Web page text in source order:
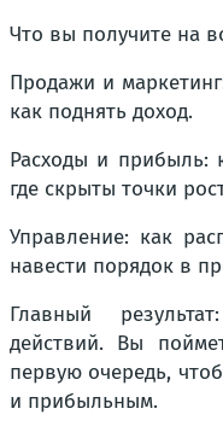
Что вы получите на
Продажи и
как поднять доход.
Расходы и прибыль:
где скрыты точки
Управление: как
навести порядок в
Главный
действий. Вы
первую очередь,
и прибыльным.